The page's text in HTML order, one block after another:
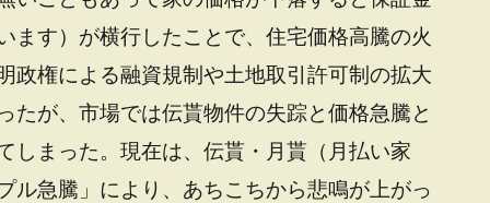
ます）が横行したことで、住宅価格高騰の火
政権による融資規制や土地取引許可制の拡大
たが、市場では伝貰物件の失踪と価格急騰と
しまった。現在は、伝貰・月貰（月払い家
ル急騰」により、あちこちから悲鳴が上がっ